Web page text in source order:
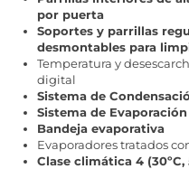
por puerta
Soportes y parrillas
desmontables para
Temperatura y
digital
Sistema de
Sistema de
Bandeja evaporativa
Evaporadores tratados
Clase climática 4 (30ºC,